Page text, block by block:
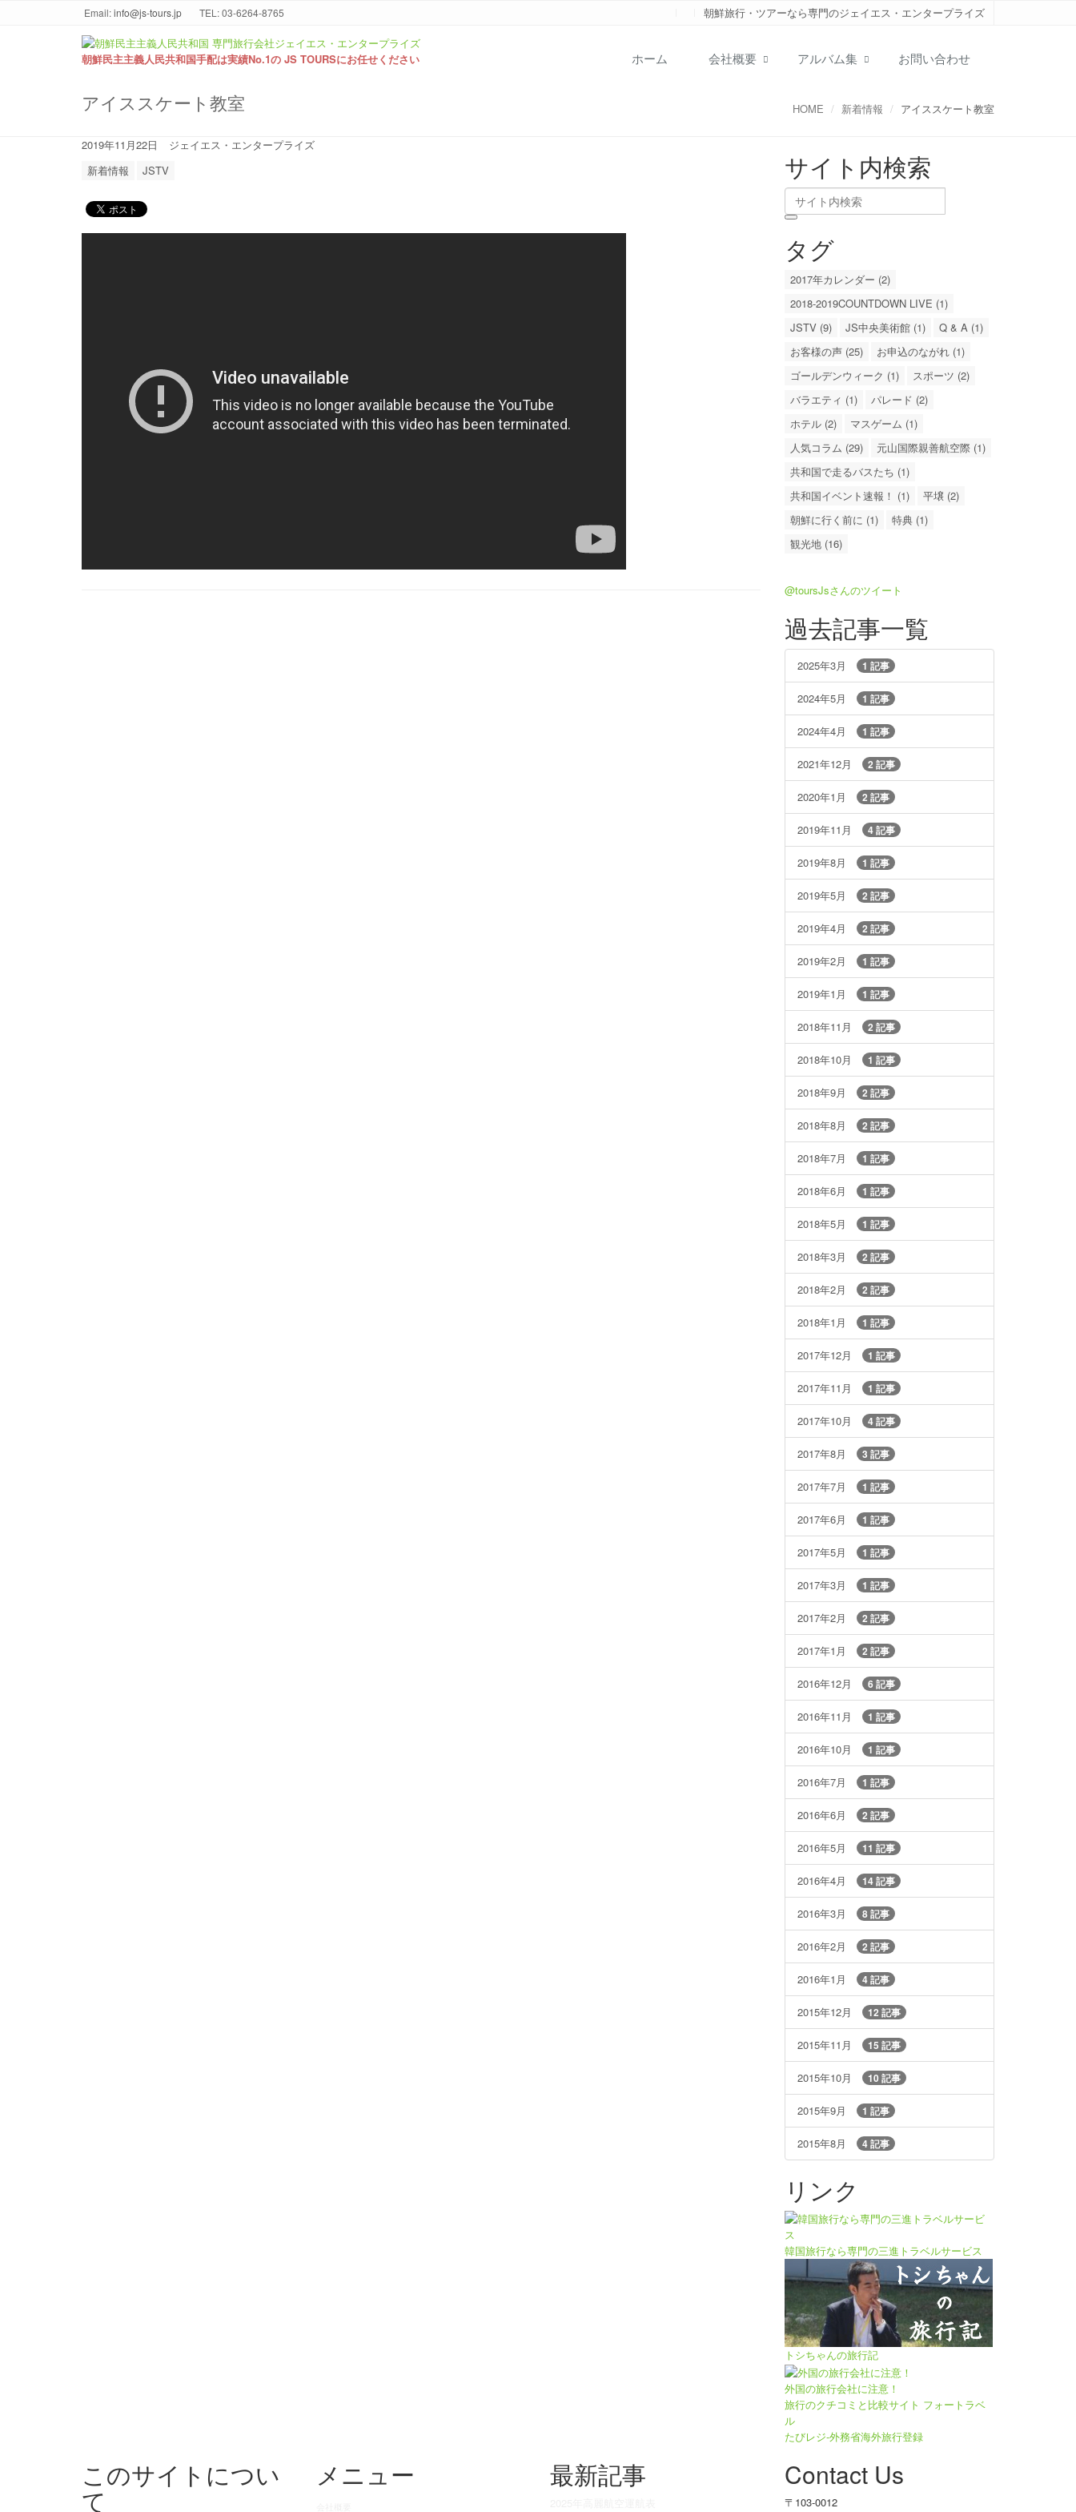
Email:info@js-tours.jp TEL: 03-6264-8765 朝鮮旅行・ツアーなら専門のジェイエス・エンタープライズ
朝鮮民主主義人民共和国手配は実績No.1の JS TOURSにお任せください ホーム 会社概要 アルバム集 お問い合わせ
アイススケート教室 HOME 新着情報 アイススケート教室
2019年11月22日
ジェイエス・エンタープライズ
新着情報
JSTV サイト内検索
タグ
2017年カレンダー (2)
2018-2019COUNTDOWN LIVE (1)
JSTV (9)
JS中央美術館 (1)
Q & A (1)
お客様の声 (25)
お申込のながれ (1)
ゴールデンウィーク (1)
スポーツ (2)
バラエティ (1)
パレード (2)
ホテル (2)
マスゲーム (1)
人気コラム (29)
元山国際親善航空際 (1)
共和国で走るバスたち (1)
共和国イベント速報！ (1)
平壌 (2)
朝鮮に行く前に (1)
特典 (1)
観光地 (16)
@toursJsさんのツイート
過去記事一覧
2025年3月 1 記事
2024年5月 1 記事
2024年4月 1 記事
2021年12月 2 記事
2020年1月 2 記事
2019年11月 4 記事
2019年8月 1 記事
2019年5月 2 記事
2019年4月 2 記事
2019年2月 1 記事
2019年1月 1 記事
2018年11月 2 記事
2018年10月 1 記事
2018年9月 2 記事
2018年8月 2 記事
2018年7月 1 記事
2018年6月 1 記事
2018年5月 1 記事
2018年3月 2 記事
2018年2月 2 記事
2018年1月 1 記事
2017年12月 1 記事
2017年11月 1 記事
2017年10月 4 記事
2017年8月 3 記事
2017年7月 1 記事
2017年6月 1 記事
2017年5月 1 記事
2017年3月 1 記事
2017年2月 2 記事
2017年1月 2 記事
2016年12月 6 記事
2016年11月 1 記事
2016年10月 1 記事
2016年7月 1 記事
2016年6月 2 記事
2016年5月 11 記事
2016年4月 14 記事
2016年3月 8 記事
2016年2月 2 記事
2016年1月 4 記事
2015年12月 12 記事
2015年11月 15 記事
2015年10月 10 記事
2015年9月 1 記事
2015年8月 4 記事
リンク
韓国旅行なら専門の三進トラベルサービス
トシちゃんの旅行記
外国の旅行会社に注意！
旅行のクチコミと比較サイト フォートラベ
ル
たびレジ-外務省海外旅行登録
このサイトについ
て
メニュー 最新記事 Contact Us
〒103-0012